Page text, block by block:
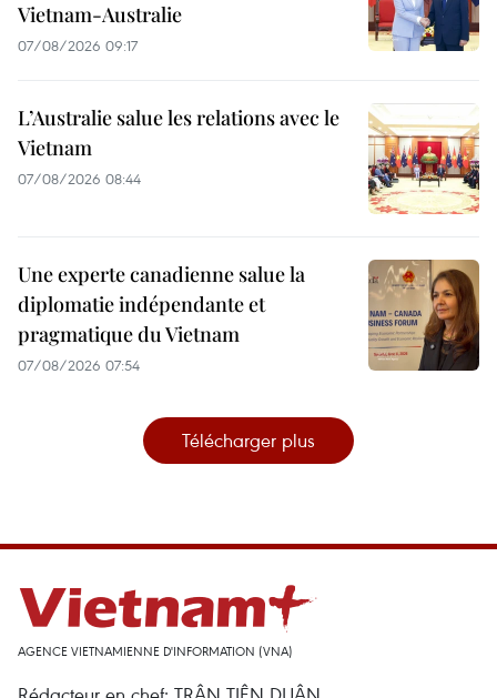
Vietnam-Australie
07/08/2026 09:17
L’Australie salue les relations avec le
Vietnam
07/08/2026 08:44
Une experte canadienne salue la
diplomatie indépendante et
pragmatique du Vietnam
07/08/2026 07:54
Télécharger plus
AGENCE VIETNAMIENNE D'INFORMATION (VNA)